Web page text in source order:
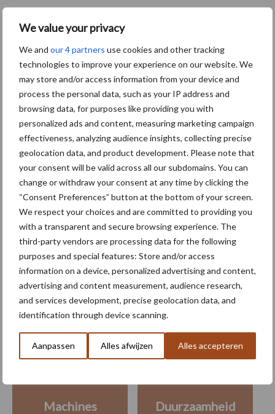
We value your privacy
We and our 4 partners use cookies and other tracking
technologies to improve your experience on our website. We
may store and/or access information from your device and
process the personal data, such as your IP address and
browsing data, for purposes like providing you with
personalized ads and content, measuring marketing campaign
effectiveness, analyzing audience insights, collecting precise
geolocation data, and product development. Please note that
your consent will be valid across all our subdomains. You can
change or withdraw your consent at any time by clicking the
“Consent Preferences” button at the bottom of your screen.
We respect your choices and are committed to providing you
with a transparent and secure browsing experience. The
third-party vendors are processing data for the following
purposes and special features: Store and/or access
information on a device, personalized advertising and content,
advertising and content measurement, audience research,
and services development, precise geolocation data, and
identification through device scanning.
Aanpassen Alles afwijzen Alles accepteren
“Hoge verwachtingen van
Nieuwe compacte
gedragen pootcombinatie
van AVR
Provincie Antwerpen breidt
onttrekkingsverbod uit:
geen water meer
oppompen uit onbevaarbare
waterlopen
Meer lezen over:
Maak uw keuze
Machines Duurzaamheid